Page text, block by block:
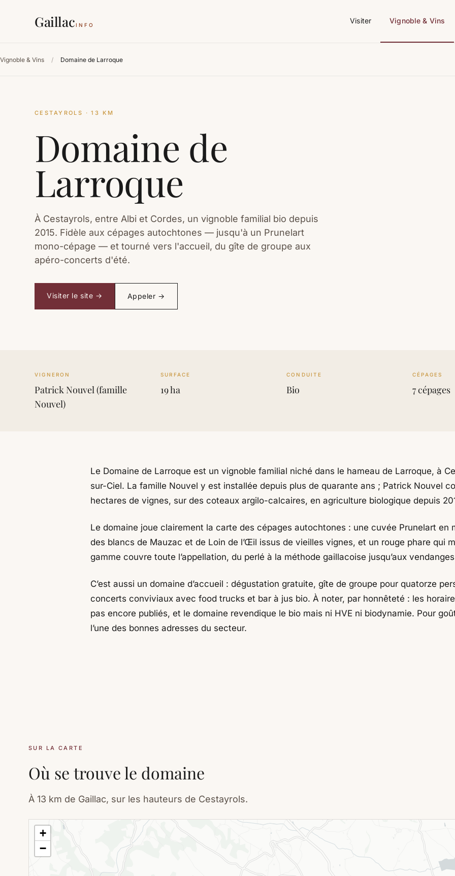
GaillacINFO Visiter Vignoble & Vins
Vignoble & Vins / Domaine de Larroque
CESTAYROLS · 13 KM
Domaine de
Larroque
À Cestayrols, entre Albi et Cordes, un vignoble familial bio depuis
2015. Fidèle aux cépages autochtones — jusqu'à un Prunelart
mono-cépage — et tourné vers l'accueil, du gîte de groupe aux
apéro-concerts d'été.
Visiter le site → Appeler →
VIGNERON
Patrick Nouvel (famille
Nouvel)
SURFACE
19 ha
CONDUITE
Bio
CÉPAGES
7 cépages
Le Domaine de Larroque est un vignoble familial niché dans le hameau de Larroque, à
sur-Ciel. La famille Nouvel y est installée depuis plus de quarante ans ; Patrick Nouvel
hectares de vignes, sur des coteaux argilo-calcaires, en agriculture biologique depuis
Le domaine joue clairement la carte des cépages autochtones : une cuvée Prunelart
des blancs de Mauzac et de Loin de l’Œil issus de vieilles vignes, et un rouge phare qui
gamme couvre toute l’appellation, du perlé à la méthode gaillacoise jusqu’aux
C’est aussi un domaine d’accueil : dégustation gratuite, gîte de groupe pour quatorze
concerts conviviaux avec food trucks et bar à jus bio. À noter, par honnêteté : les
pas encore publiés, et le domaine revendique le bio mais ni HVE ni biodynamie. Pour
l’une des bonnes adresses du secteur.
SUR LA CARTE
Où se trouve le domaine
À 13 km de Gaillac, sur les hauteurs de Cestayrols.
+
−